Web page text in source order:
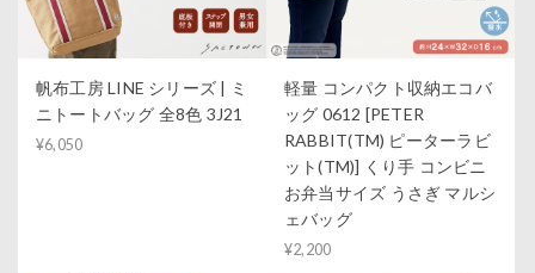
帆布工房 LINE シリーズ | ミ
ニトートバッグ 全8色 3J21
¥6,050
軽量 コンパクト収納エコバ
ッグ 0612 [PETER
RABBIT(TM) ピーターラビ
ット(TM)] くり手 コンビニ
お弁当サイズ うさぎ マルシ
ェバッグ
¥2,200